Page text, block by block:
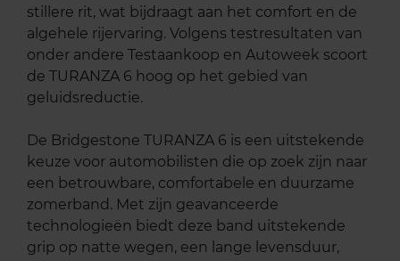
stillere rit, wat bijdraagt aan het comfort en de
algehele rijervaring. Volgens testresultaten van
onder andere Testaankoop en Autoweek scoort
de TURANZA 6 hoog op het gebied van
geluidsreductie.
De Bridgestone TURANZA 6 is een uitstekende
keuze voor automobilisten die op zoek zijn naar
een betrouwbare, comfortabele en duurzame
zomerband. Met zijn geavanceerde
technologieën biedt deze band uitstekende
grip op natte wegen, een lange levensduur,